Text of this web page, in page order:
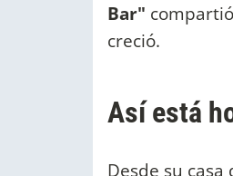
Bar" compartió
creció.
Así está
Desde su casa